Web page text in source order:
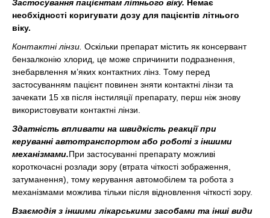
Застосування пацієнтам літнього віку. Немає
необхідності коригувати дозу для пацієнтів літнього
віку.
Контактні лінзи. Оскільки препарат містить як консервант
бензалконію хлорид, це може спричинити подразнення,
знебарвлення м’яких контактних лінз. Тому перед
застосуванням пацієнт повинен зняти контактні лінзи та
зачекати 15 хв після інстиляції препарату, перш ніж знову
використовувати контактні лінзи.
Здатність впливати на швидкість реакції при
керуванні автотранспортом або роботі з іншими
механізмами.При застосуванні препарату можливі
короткочасні розлади зору (втрата чіткості зображення,
затуманення), тому керування автомобілем та робота з
механізмами можлива тільки після відновлення чіткості зору.
Взаємодія з іншими лікарськими засобами та інші види